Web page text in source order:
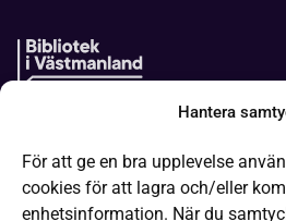
Hantera
För att ge en bra upplevelse
cookies för att lagra och/eller
enhetsinformation. När du
It-hjälp
Läsa på olika sätt